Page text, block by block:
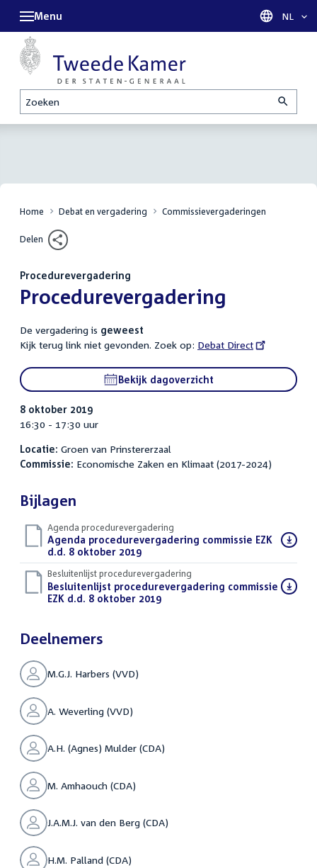
Zoeken
Menu Taal
NL
Home Debat en vergadering Commissievergaderingen
Delen
Procedurevergadering
:Procedurevergadering
De vergadering is geweest
Kijk terug link niet gevonden. Zoek op: External
Debat Direct
Bekijk dagoverzicht
8 oktober 2019
16:30 - 17:30 uur
Locatie: Groen van Prinstererzaal
Commissie: Economische Zaken en Klimaat (2017-2024)
Bijlagen
Agenda procedurevergadering
Download
bestand:
Agenda procedurevergadering commissie EZK
d.d. 8 oktober 2019(PDF)
Besluitenlijst procedurevergadering
Download
bestand:
Besluitenlijst procedurevergadering commissie
EZK d.d. 8 oktober 2019(PDF)
Deelnemers
M.G.J. Harbers (VVD)
A. Weverling (VVD)
A.H. (Agnes) Mulder (CDA)
M. Amhaouch (CDA)
J.A.M.J. van den Berg (CDA)
H.M. Palland (CDA)